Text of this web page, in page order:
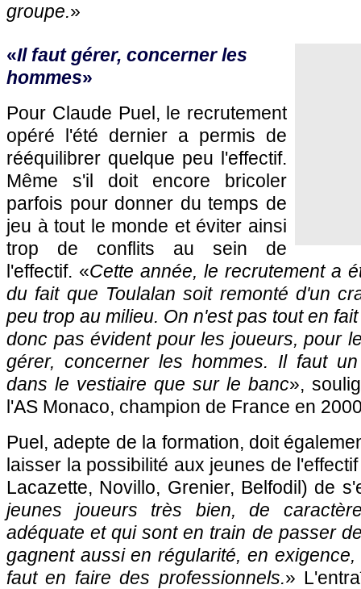
groupe.»
«Il faut gérer, concerner les
hommes»
Pour Claude Puel, le recrutement
opéré l'été dernier a permis de
rééquilibrer quelque peu l'effectif.
Même s'il doit encore bricoler
parfois pour donner du temps de
jeu à tout le monde et éviter ainsi
trop de conflits au sein de
l'effectif. «Cette année, le recrutement a
du fait que Toulalan soit remonté d'un
peu trop au milieu. On n'est pas tout en
donc pas évident pour les joueurs, pour
gérer, concerner les hommes. Il faut
dans le vestiaire que sur le banc»,
l'AS Monaco, champion de France en
Puel, adepte de la formation, doit
laisser la possibilité aux jeunes de
Lacazette, Novillo, Grenier, Belfodil) de
jeunes joueurs très bien, de
adéquate et qui sont en train de passer
gagnent aussi en régularité, en
faut en faire des professionnels.»